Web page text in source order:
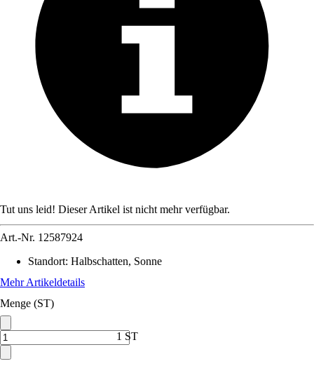
Tut uns leid! Dieser Artikel ist nicht mehr verfügbar.
Art.-Nr. 12587924
Standort: Halbschatten, Sonne
Mehr Artikeldetails
Menge (ST)
1 ST